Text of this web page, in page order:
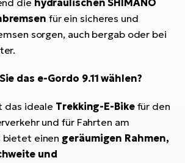
die hydraulischen SHIMANO
für ein sicheres und
sorgen, auch bergab oder bei
das e-Gordo 9.11 wählen?
das ideale Trekking-E-Bikefür den
und für Fahrten am
bietet einen geräumigen Rahmen,
und